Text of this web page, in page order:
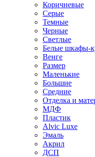
Коричневые
Серые
Темные
Черные
Светлые
Белые шкафы-
Венге
Размер
Маленькие
Большие
Средние
Отделка и
МДФ
Пластик
Alvic Luxe
Эмаль
Акрил
ДСП